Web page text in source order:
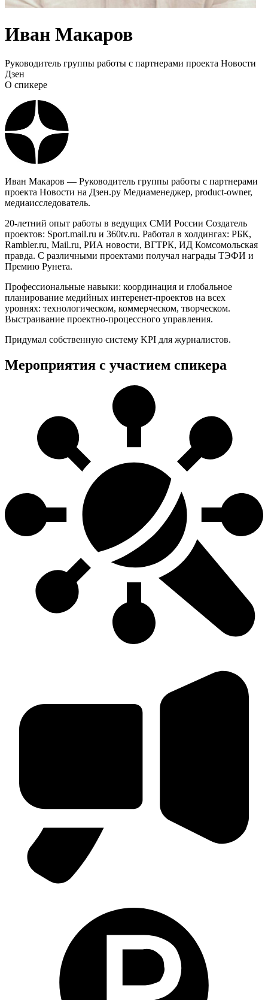
Иван Макаров
Руководитель группы работы с партнерами проекта Новости
Дзен
О спикере
Иван Макаров — Руководитель группы работы с партнерами
проекта Новости на Дзен.ру Медиаменеджер, product-owner,
медиаисследователь.
20-летний опыт работы в ведущих СМИ России Создатель
проектов: Sport.mail.ru и 360tv.ru. Работал в холдингах: РБК,
Rambler.ru, Mail.ru, РИА новости, ВГТРК, ИД Комсомольская
правда. С различными проектами получал награды ТЭФИ и
Премию Рунета.
Профессиональные навыки: координация и глобальное
планирование медийных интеренет-проектов на всех
уровнях: технологическом, коммерческом, творческом.
Выстраивание проектно-процессного управления.
Придумал собственную систему KPI для журналистов.
Мероприятия с участием спикера